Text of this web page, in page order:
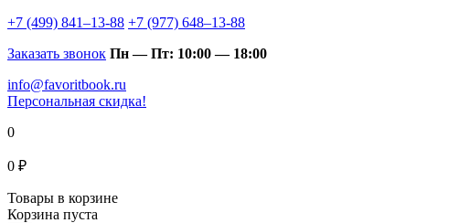
+7 (499) 841–13-88 +7 (977) 648–13-88
Заказать звонок Пн — Пт: 10:00 — 18:00
info@favoritbook.ru
Персональная скидка!
0
0 ₽
Товары в корзине
Корзина пуста